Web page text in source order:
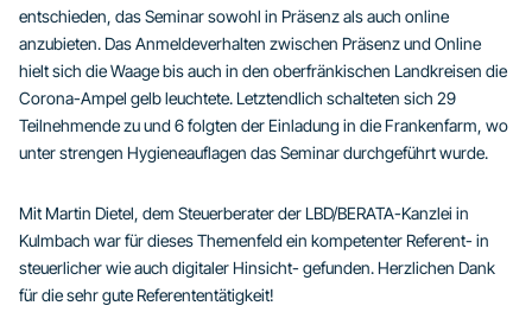
entschieden, das Seminar sowohl in Präsenz als auch online
anzubieten. Das Anmeldeverhalten zwischen Präsenz und Online
hielt sich die Waage bis auch in den oberfränkischen Landkreisen die
Corona-Ampel gelb leuchtete. Letztendlich schalteten sich 29
Teilnehmende zu und 6 folgten der Einladung in die Frankenfarm, wo
unter strengen Hygieneauflagen das Seminar durchgeführt wurde.
Mit Martin Dietel, dem Steuerberater der LBD/BERATA-Kanzlei in
Kulmbach war für dieses Themenfeld ein kompetenter Referent- in
steuerlicher wie auch digitaler Hinsicht- gefunden. Herzlichen Dank
für die sehr gute Referententätigkeit!